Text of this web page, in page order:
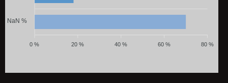
NaN %
80 %
60 %
40 %
20 %
0 %